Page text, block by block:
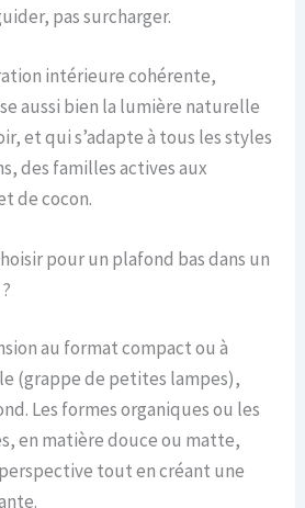
pas surcharger.
intérieure cohérente,
aussi bien la lumière naturelle
et qui s’adapte à tous les styles
des familles actives aux
de cocon.
pour un plafond bas dans un
au format compact ou à
(grappe de petites lampes),
Les formes organiques ou les
en matière douce ou matte,
tout en créant une